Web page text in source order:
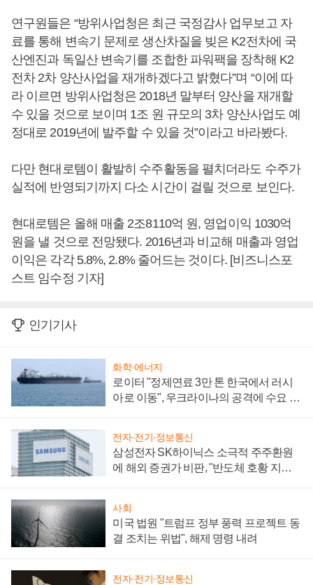
연구원들은 “방위사업청은 최근 국정감사 업무보고 자
료를 통해 변속기 문제로 생산차질을 빚은 K2전차에 국
산엔진과 독일산 변속기를 조합한 파워팩을 장착해 K2
전차 2차 양산사업을 재개하겠다고 밝혔다”며 “이에 따
라 이르면 방위사업청은 2018년 말부터 양산을 재개할
수 있을 것으로 보이며 1조 원 규모의 3차 양산사업도 예
정대로 2019년에 발주할 수 있을 것”이라고 바라봤다.
다만 현대로템이 활발히 수주활동을 펼치더라도 수주가
실적에 반영되기까지 다소 시간이 걸릴 것으로 보인다.
현대로템은 올해 매출 2조8110억 원, 영업이익 1030억
원을 낼 것으로 전망됐다. 2016년과 비교해 매출과 영업
이익은 각각 5.8%, 2.8% 줄어드는 것이다. [비즈니스포
스트 임수정 기자]
인기기사
화학·에너지
로이터 "정제연료 3만 톤 한국에서 러시
아로 이동", 우크라이나의 공격에 수요 늘
전자·전기·정보통신
삼성전자 SK하이닉스 소극적 주주환원
에 해외 증권가 비판, "반도체 호황 지속
사회
미국 법원 "트럼프 정부 풍력 프로젝트 동
결 조치는 위법", 해제 명령 내려
전자·전기·정보통신